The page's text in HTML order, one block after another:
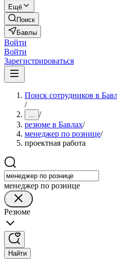
Ещё
Поиск
Бавлы
Войти
Войти
Зарегистрироваться
Поиск сотрудников в
/
... /
резюме в Бавлах/
менеджер по рознице/
проектная работа
менеджер по рознице
Резюме
Найти